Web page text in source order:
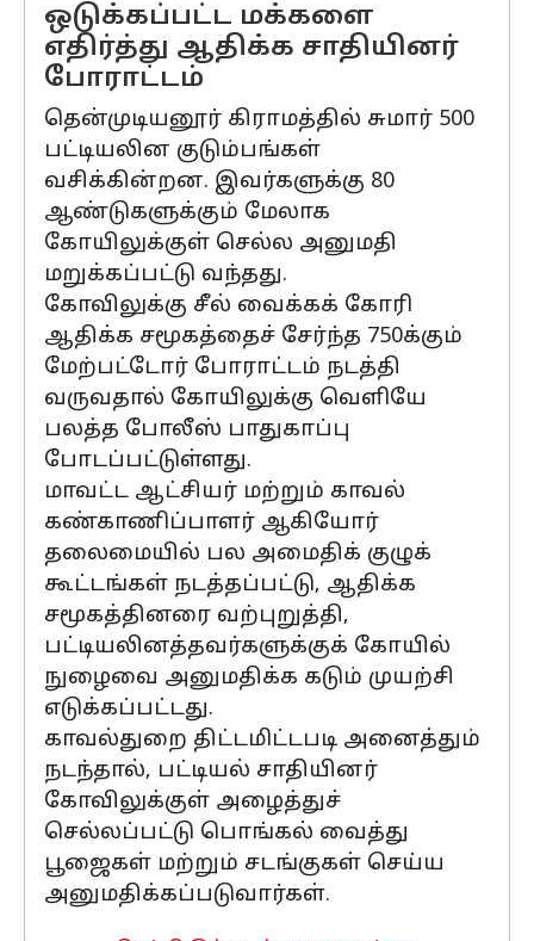
ஒடுக்கப்பட்ட மக்களை
எதிர்த்து ஆதிக்க சாதியினர்
போராட்டம்
தென்முடியனூர் கிராமத்தில் சுமார் 500
பட்டியலின குடும்பங்கள்
வசிக்கின்றன. இவர்களுக்கு 80
ஆண்டுகளுக்கும் மேலாக
கோயிலுக்குள் செல்ல அனுமதி
மறுக்கப்பட்டு வந்தது.
கோவிலுக்கு சீல் வைக்கக் கோரி
ஆதிக்க சமூகத்தைச் சேர்ந்த 750க்கும்
மேற்பட்டோர் போராட்டம் நடத்தி
வருவதால் கோயிலுக்கு வெளியே
பலத்த போலீஸ் பாதுகாப்பு
போடப்பட்டுள்ளது.
மாவட்ட ஆட்சியர் மற்றும் காவல்
கண்காணிப்பாளர் ஆகியோர்
தலைமையில் பல அமைதிக் குழுக்
கூட்டங்கள் நடத்தப்பட்டு, ஆதிக்க
சமூகத்தினரை வற்புறுத்தி,
பட்டியலினத்தவர்களுக்குக் கோயில்
நுழைவை அனுமதிக்க கடும் முயற்சி
எடுக்கப்பட்டது.
காவல்துறை திட்டமிட்டபடி அனைத்தும்
நடந்தால், பட்டியல் சாதியினர்
கோவிலுக்குள் அழைத்துச்
செல்லப்பட்டு பொங்கல் வைத்து
பூஜைகள் மற்றும் சடங்குகள் செய்ய
அனுமதிக்கப்படுவார்கள்.